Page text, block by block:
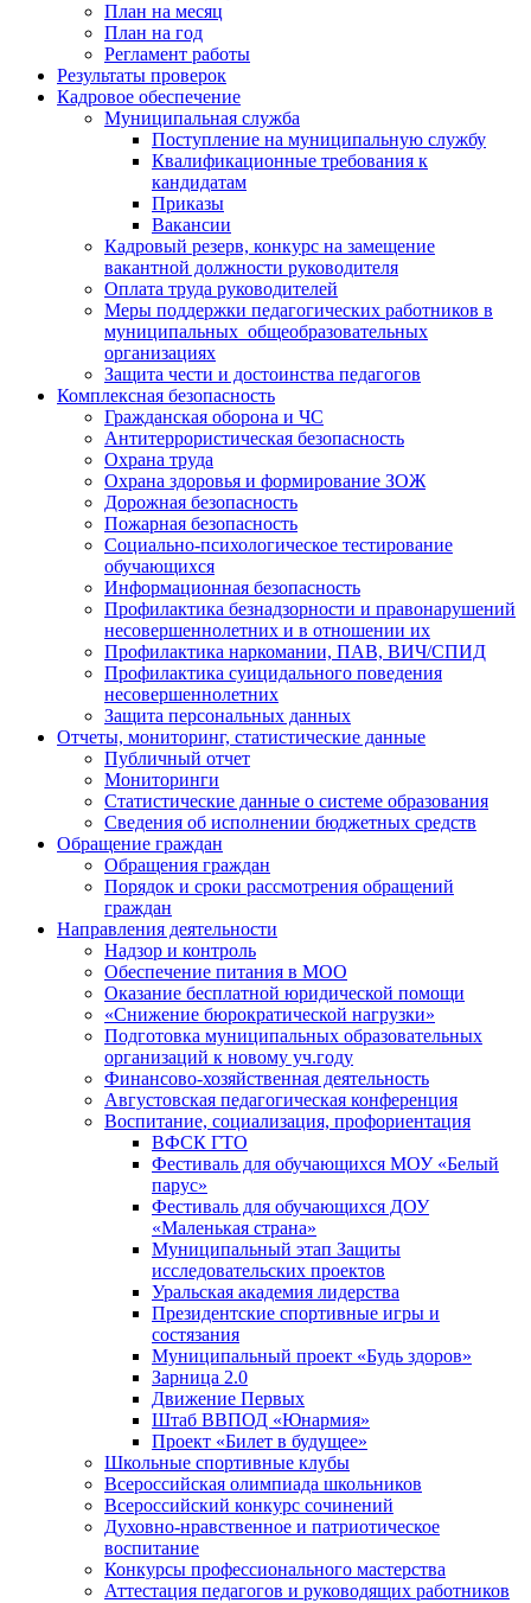
План на месяц
План на год
Регламент работы
Результаты проверок
Кадровое обеспечение
Муниципальная служба
Поступление на муниципальную службу
Квалификационные требования к
кандидатам
Приказы
Вакансии
Кадровый резерв, конкурс на замещение
вакантной должности руководителя
Оплата труда руководителей
Меры поддержки педагогических работников в
муниципальных общеобразовательных
организациях
Защита чести и достоинства педагогов
Комплексная безопасность
Гражданская оборона и ЧС
Антитеррористическая безопасность
Охрана труда
Охрана здоровья и формирование ЗОЖ
Дорожная безопасность
Пожарная безопасность
Социально-психологическое тестирование
обучающихся
Информационная безопасность
Профилактика безнадзорности и правонарушений
несовершеннолетних и в отношении их
Профилактика наркомании, ПАВ, ВИЧ/СПИД
Профилактика суицидального поведения
несовершеннолетних
Защита персональных данных
Отчеты, мониторинг, статистические данные
Публичный отчет
Мониторинги
Статистические данные о системе образования
Сведения об исполнении бюджетных средств
Обращение граждан
Обращения граждан
Порядок и сроки рассмотрения обращений
граждан
Направления деятельности
Надзор и контроль
Обеспечение питания в МОО
Оказание бесплатной юридической помощи
«Снижение бюрократической нагрузки»
Подготовка муниципальных образовательных
организаций к новому уч.году
Финансово-хозяйственная деятельность
Августовская педагогическая конференция
Воспитание, социализация, профориентация
ВФСК ГТО
Фестиваль для обучающихся МОУ «Белый
парус»
Фестиваль для обучающихся ДОУ
«Маленькая страна»
Муниципальный этап Защиты
исследовательских проектов
Уральская академия лидерства
Президентские спортивные игры и
состязания
Муниципальный проект «Будь здоров»
Зарница 2.0
Движение Первых
Штаб ВВПОД «Юнармия»
Проект «Билет в будущее»
Школьные спортивные клубы
Всероссийская олимпиада школьников
Всероссийский конкурс сочинений
Духовно-нравственное и патриотическое
воспитание
Конкурсы профессионального мастерства
Аттестация педагогов и руководящих работников